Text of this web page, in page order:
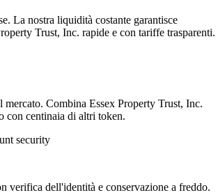
La nostra liquidità costante garantisce
Trust, Inc. rapide e con tariffe trasparenti.
mercato. Combina Essex Property Trust, Inc.
con centinaia di altri token.
verifica dell'identità e conservazione a freddo.